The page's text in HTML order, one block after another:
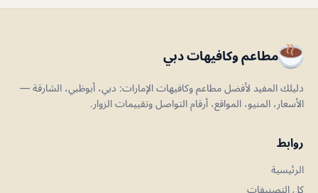
مطاعم وكافيهات دبي
دليلك المفيد لأفضل مطاعم وكافيهات الإمارات: دبي، أبوظبي، الشارقة —
الأسعار، المنيو، المواقع، أرقام التواصل وتقييمات الزوار.
روابط
الرئيسية
كل التصنيفات